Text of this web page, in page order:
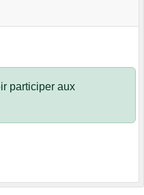
participer aux